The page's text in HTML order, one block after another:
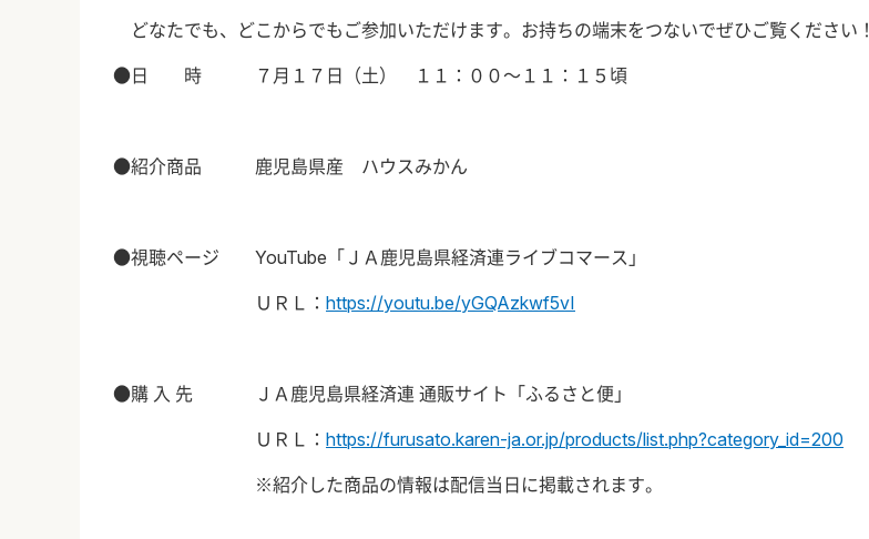
どなたでも、どこからでもご参加いただけます。お持ちの端末をつないでぜひご覧ください！
●日 時 ７月１７日（土） １１：００～１１：１５頃
●紹介商品 鹿児島県産 ハウスみかん
●視聴ページ YouTube「ＪＡ鹿児島県経済連ライブコマース」
ＵＲＬ： https://youtu.be/yGQAzkwf5vI
●購 入 先 ＪＡ鹿児島県経済連 通販サイト「ふるさと便」
ＵＲＬ： https://furusato.karen-ja.or.jp/products/list.php?category_id=200
※紹介した商品の情報は配信当日に掲載されます。